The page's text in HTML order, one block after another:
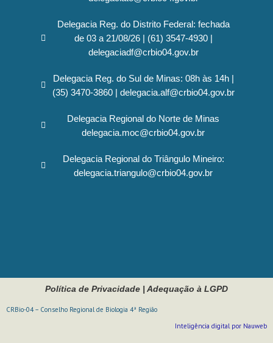
Delegacia Reg. do Distrito Federal: fechada
de 03 a 21/08/26 | (61) 3547-4930 |
delegaciadf@crbio04.gov.br
Delegacia Reg. do Sul de Minas: 08h às 14h |
(35) 3470-3860 | delegacia.alf@crbio04.gov.br
Delegacia Regional do Norte de Minas
delegacia.moc@crbio04.gov.br
Delegacia Regional do Triângulo Mineiro:
delegacia.triangulo@crbio04.gov.br
Política de Privacidade Adequação à LGPD
CRBio-04 – Conselho Regional de Biologia 4ª Região
Inteligência digital por Nauweb